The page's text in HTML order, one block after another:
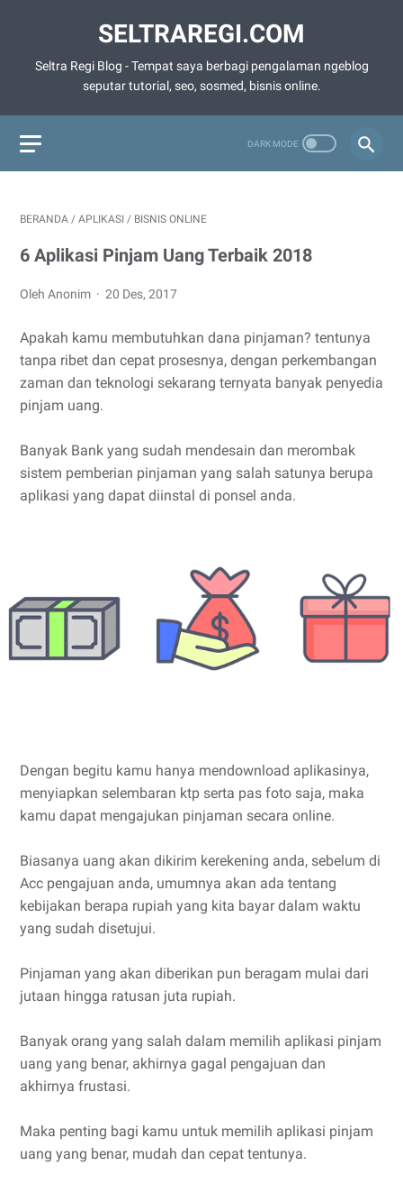
SELTRAREGI.COM
Seltra Regi Blog - Tempat saya berbagi pengalaman ngeblog
seputar tutorial, seo, sosmed, bisnis online.
BERANDA / APLIKASI / BISNIS ONLINE
6 Aplikasi Pinjam Uang Terbaik 2018
Oleh Anonim 20 Des, 2017
Apakah kamu membutuhkan dana pinjaman? tentunya
tanpa ribet dan cepat prosesnya, dengan perkembangan
zaman dan teknologi sekarang ternyata banyak penyedia
pinjam uang.
Banyak Bank yang sudah mendesain dan merombak
sistem pemberian pinjaman yang salah satunya berupa
aplikasi yang dapat diinstal di ponsel anda.
Dengan begitu kamu hanya mendownload aplikasinya,
menyiapkan selembaran ktp serta pas foto saja, maka
kamu dapat mengajukan pinjaman secara online.
Biasanya uang akan dikirim kerekening anda, sebelum di
Acc pengajuan anda, umumnya akan ada tentang
kebijakan berapa rupiah yang kita bayar dalam waktu
yang sudah disetujui.
Pinjaman yang akan diberikan pun beragam mulai dari
jutaan hingga ratusan juta rupiah.
Banyak orang yang salah dalam memilih aplikasi pinjam
uang yang benar, akhirnya gagal pengajuan dan
akhirnya frustasi.
Maka penting bagi kamu untuk memilih aplikasi pinjam
uang yang benar, mudah dan cepat tentunya.